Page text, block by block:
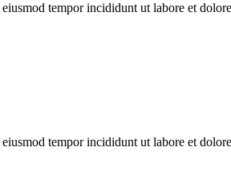
tempor incididunt ut labore et
tempor incididunt ut labore et